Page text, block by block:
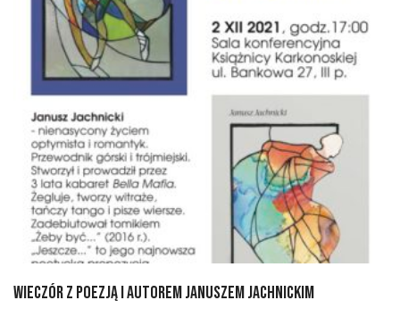
Wieczór z poezją i autorem Januszem Jachnickim